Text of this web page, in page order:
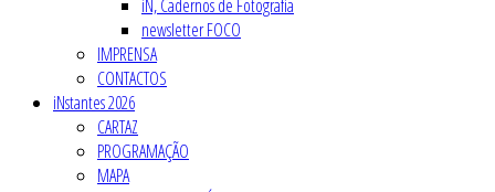
iN, Cadernos de Fotografia
newsletter FOCO
IMPRENSA
CONTACTOS
iNstantes 2026
CARTAZ
PROGRAMAÇÃO
MAPA